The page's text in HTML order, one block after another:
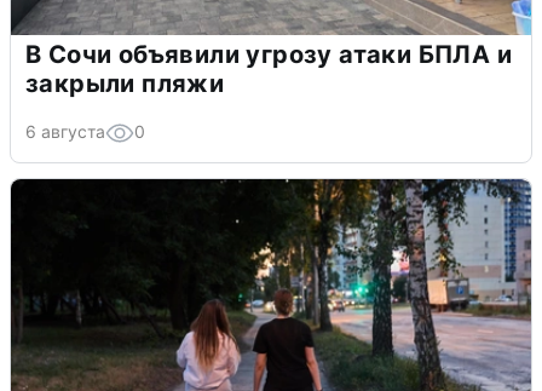
В Сочи объявили угрозу атаки БПЛА и
закрыли пляжи
6 августа 0